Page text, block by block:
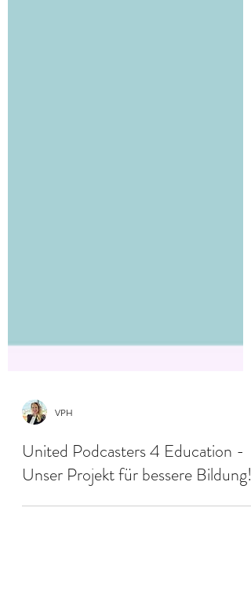
United Podcasters 4 Education -
Unser Projekt für bessere Bildung!